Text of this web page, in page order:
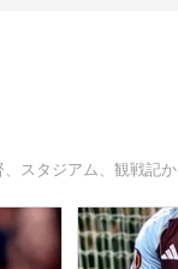
スタジアム、観戦記